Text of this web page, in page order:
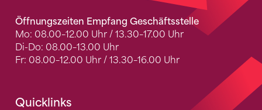
Öffnungszeiten Empfang Geschäftsstelle
Mo: 08.00–12.00 Uhr / 13.30–17.00 Uhr
Di-Do: 08.00–13.00 Uhr
Fr: 08.00–12.00 Uhr / 13.30–16.00 Uhr
Quicklinks